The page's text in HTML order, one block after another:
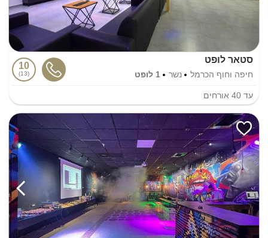
סטאר לופט
חיפה וחוף הכרמל נשר 1 לופט
10
13
עד 40 אורחים